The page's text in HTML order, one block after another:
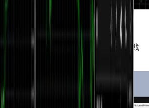
キスパートアドバイザーを活用した戦